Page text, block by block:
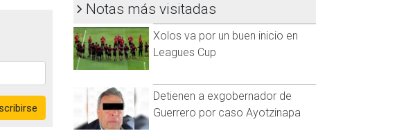
Notas más visitadas
Xolos va por un buen inicio en
Leagues Cup
Detienen a exgobernador de
Guerrero por caso Ayotzinapa